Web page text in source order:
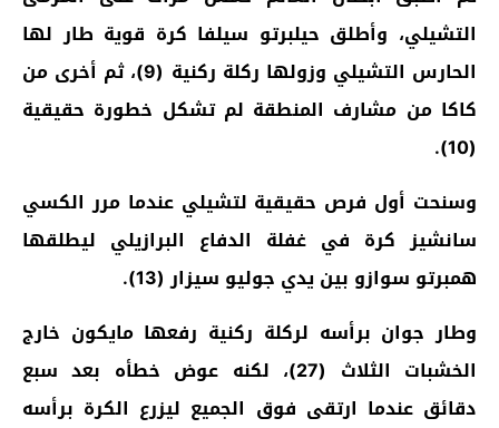
التشيلي، وأطلق حيلبرتو سيلفا كرة قوية طار لها
الحارس التشيلي وزولها ركلة ركنية (9)، ثم أخرى من
كاكا من مشارف المنطقة لم تشكل خطورة حقيقية
(10).
وسنحت أول فرص حقيقية لتشيلي عندما مرر الكسي
سانشيز كرة في غفلة الدفاع البرازيلي ليطلقها
همبرتو سوازو بين يدي جوليو سيزار (13).
وطار جوان برأسه لركلة ركنية رفعها مايكون خارج
الخشبات الثلاث (27)، لكنه عوض خطأه بعد سبع
دقائق عندما ارتقى فوق الجميع ليزرع الكرة برأسه